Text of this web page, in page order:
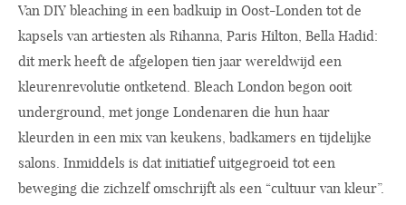
Van DIY bleaching in een badkuip in Oost-Londen tot de
kapsels van artiesten als Rihanna, Paris Hilton, Bella Hadid:
dit merk heeft de afgelopen tien jaar wereldwijd een
kleurenrevolutie ontketend. Bleach London begon ooit
underground, met jonge Londenaren die hun haar
kleurden in een mix van keukens, badkamers en tijdelijke
salons. Inmiddels is dat initiatief uitgegroeid tot een
beweging die zichzelf omschrijft als een “cultuur van kleur”.